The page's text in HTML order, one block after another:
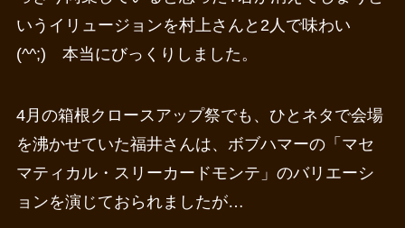
いうイリュージョンを村上さんと2人で味わい
(^^;) 本当にびっくりしました。
4月の箱根クロースアップ祭でも、ひとネタで会場
を沸かせていた福井さんは、ボブハマーの「マセ
マティカル・スリーカードモンテ」のバリエーシ
ョンを演じておられましたが…